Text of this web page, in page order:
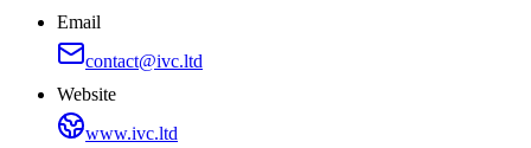
Email
contact@ivc.ltd
Website
www.ivc.ltd